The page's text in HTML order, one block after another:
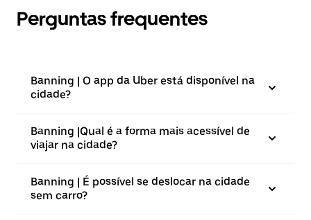
Perguntas frequentes
Banning | O app da Uber está disponível na
cidade?
Banning |⁠Qual é a forma mais acessível de
viajar na cidade?
Banning | É possível se deslocar na cidade
sem carro?